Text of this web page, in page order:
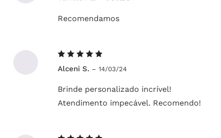
Recomendamos
5de 5
Alceni S. – 14/03/24
Brinde personalizado incrível!
Atendimento impecável. Recomendo!